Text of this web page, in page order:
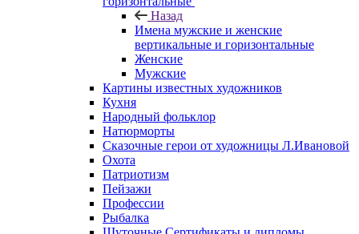
Назад
Имена мужские и женские
вертикальные и горизонтальные
Женские
Мужские
Картины известных художников
Кухня
Народный фольклор
Натюрморты
Сказочные герои от художницы Л.Ивановой
Охота
Патриотизм
Пейзажи
Профессии
Рыбалка